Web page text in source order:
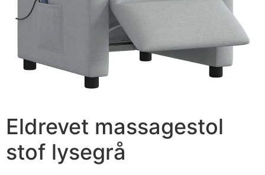
Eldrevet massagestol
stof lysegrå